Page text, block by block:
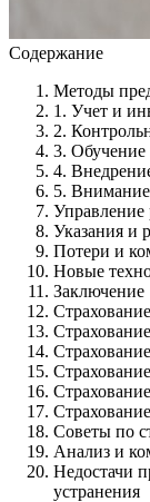
Содержание
Методы
1. Учет и
2.
3. Обучение
4.
5. Внимание
Управление
Указания и
Потери и
Новые
Заключение
Советы по
Анализ и
Недостачи
устранения